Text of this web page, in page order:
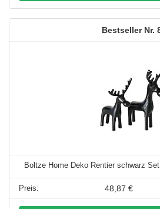
Boltze Home Deko Rentier schwarz
48,87 €